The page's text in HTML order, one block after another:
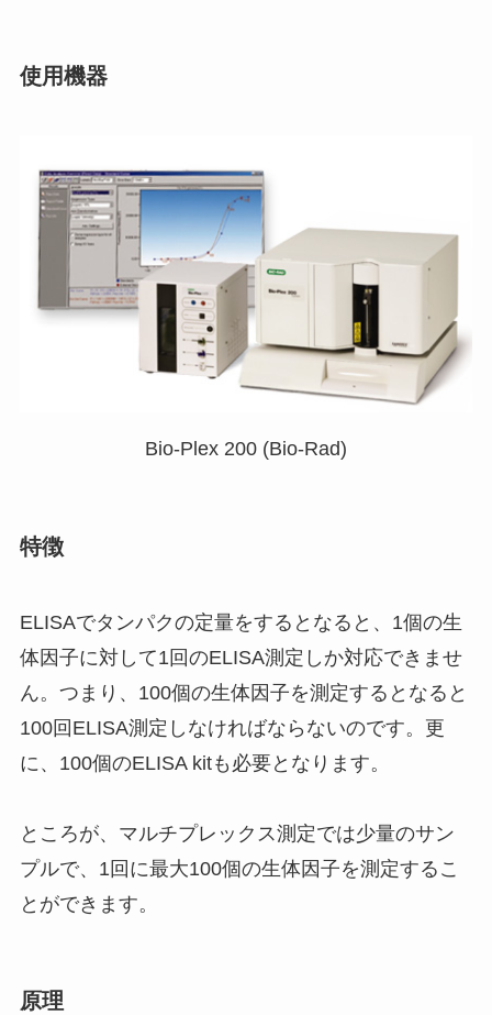
使用機器
Bio-Plex 200 (Bio-Rad)
特徴
ELISAでタンパクの定量をするとなると、1個の生
体因子に対して1回のELISA測定しか対応できませ
ん。つまり、100個の生体因子を測定するとなると
100回ELISA測定しなければならないのです。更
に、100個のELISA kitも必要となります。
ところが、マルチプレックス測定では少量のサン
プルで、1回に最大100個の生体因子を測定するこ
とができます。
原理